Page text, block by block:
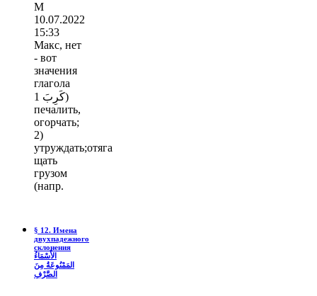
М
10.07.2022
15:33
Макс, нет
- вот
значения
глагола
كَرِبَ 1)
печалить,
огорчать;
2)
утруждать;отяга
щать
грузом
(напр.
§ 12. Имена
двухпадежного
склонения
الأَسْمَاءُ
المَمْنُوعَةُ مِنَ
الصَّرْفِ